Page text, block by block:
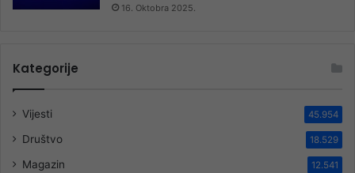
16. Oktobra 2025.
Kategorije
Vijesti 45.954
Društvo 18.529
Magazin 12.541